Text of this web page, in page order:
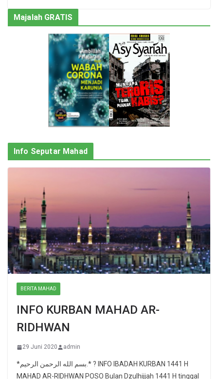
Majalah GRATIS
Info Seputar Mahad
BERITA MAHAD
INFO KURBAN MAHAD AR-
RIDHWAN
29 Juni 2020 admin
*بسم الله الرحمن الرحيم.* ? INFO IBADAH KURBAN 1441 H
MAHAD AR-RIDHWAN POSO Bulan Dzulhijjah 1441 H tinggal